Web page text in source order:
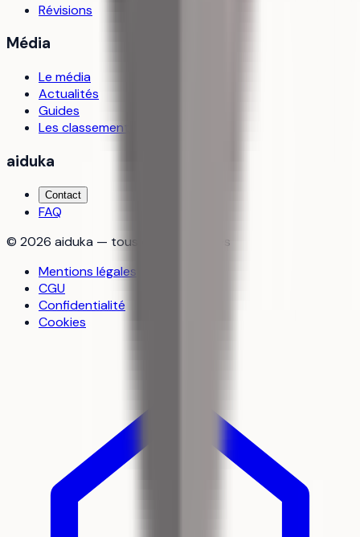
Révisions
Média
Le média
Actualités
Guides
Les classements
aiduka
Contact
FAQ
© 2026 aiduka — tous droits réservés
Mentions légales
CGU
Confidentialité
Cookies